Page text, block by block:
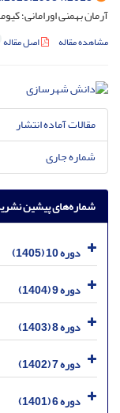
آرمان بهمنی اورامانی؛
مشاهده مقاله اصل مقاله
مقالات آماده انتشار
شماره جاری
شماره‌های پیشین
دوره 10 (1405)
دوره 9 (1404)
دوره 8 (1403)
دوره 7 (1402)
دوره 6 (1401)